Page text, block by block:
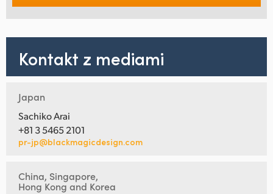
Kontakt z mediami
Japan
Sachiko Arai
+81 3 5465 2101
pr-jp@blackmagicdesign.com
China, Singapore,
Hong Kong and Korea